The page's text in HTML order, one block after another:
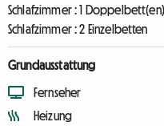
Schlafzimmer :1 Doppelbett(en)
Schlafzimmer :2 Einzelbetten
Grundausstattung
Fernseher
Heizung